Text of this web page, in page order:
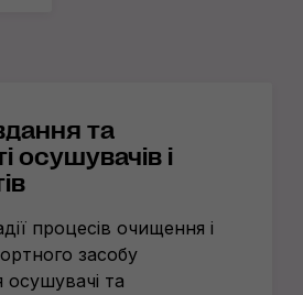
та
осушувачів і
процесів очищення і
засобу
осушувачі та